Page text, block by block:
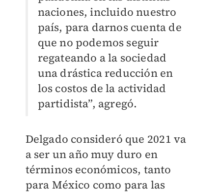
naciones, incluido nuestro
país, para darnos cuenta de
que no podemos seguir
regateando a la sociedad
una drástica reducción en
los costos de la actividad
partidista”, agregó.
Delgado consideró que 2021 va
a ser un año muy duro en
términos económicos, tanto
para México como para las